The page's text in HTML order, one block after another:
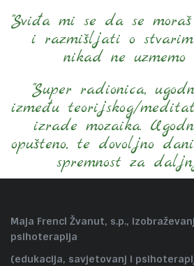
"Sviđa mi se da se
i razmišljati o
nikad ne uzmemo
"Super radionica,
između teorijskog/
izrade mozaika.
opušteno, te dovoljno
spremnost za
Maja Frencl Žvanut, s.p.,
psihoterapija
(edukacija, savjetovanj i